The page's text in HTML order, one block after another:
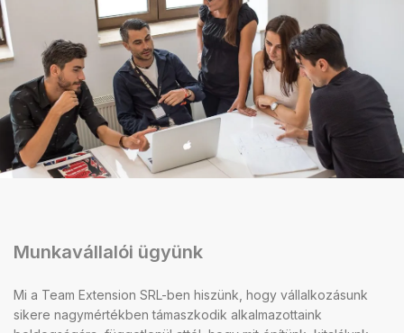
Munkavállalói ügyünk
Mi a Team Extension SRL-ben hiszünk, hogy vállalkozásunk
sikere nagymértékben támaszkodik alkalmazottaink